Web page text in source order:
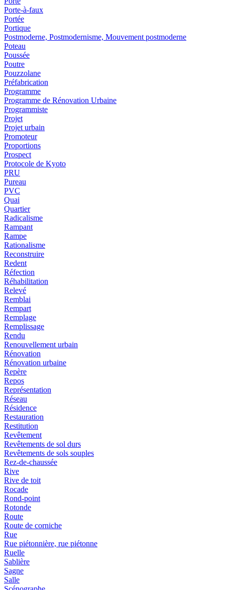
Porte-à-faux
Portée
Portique
Postmoderne, Postmodernisme, Mouvement postmoderne
Poteau
Poussée
Poutre
Pouzzolane
Préfabrication
Programme
Programme de Rénovation Urbaine
Programmiste
Projet
Projet urbain
Promoteur
Proportions
Prospect
Protocole de Kyoto
PRU
Pureau
PVC
Quai
Quartier
Radicalisme
Rampant
Rampe
Rationalisme
Reconstruire
Redent
Réfection
Réhabilitation
Relevé
Remblai
Rempart
Remplage
Remplissage
Rendu
Renouvellement urbain
Rénovation
Rénovation urbaine
Repère
Repos
Représentation
Réseau
Résidence
Restauration
Restitution
Revêtement
Revêtements de sol durs
Revêtements de sols souples
Rez-de-chaussée
Rive
Rive de toit
Rocade
Rond-point
Rotonde
Route
Route de corniche
Rue
Rue piétonnière, rue piétonne
Ruelle
Sablière
Sagne
Salle